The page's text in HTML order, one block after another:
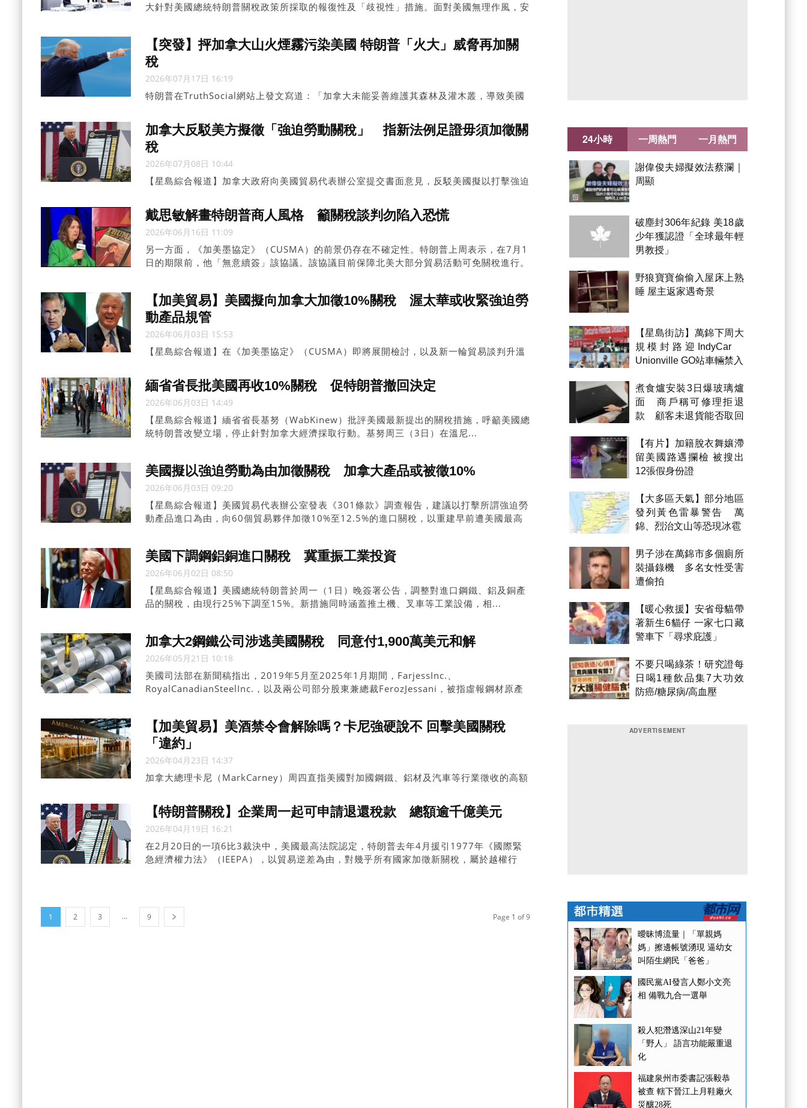
大針對美國總統特朗普關稅政策所採取的報復性及「歧視性」措施。面對美國無理作風，安
【突發】抨加拿大山火煙霧污染美國 特朗普「火大」威脅再加關
稅
2026年07月17日 16:19
特朗普在TruthSocial網站上發文寫道：「加拿大未能妥善維護其森林及灌木叢，導致美國
完全不可接受！」
加拿大反駁美方擬徵「強迫勞動關稅」 指新法例足證毋須加徵關
稅
2026年07月08日 10:44
【星島綜合報道】加拿大政府向美國貿易代表辦公室提交書面意見，反駁美國擬以打擊強迫
被徵收額外關稅。
戴思敏解畫特朗普商人風格 籲關稅談判勿陷入恐慌
2026年06月16日 11:09
另一方面，《加美墨協定》（CUSMA）的前景仍存在不確定性。特朗普上周表示，在7月1
日的期限前，他「無意續簽」該協議。該協議目前保障北美大部分貿易活動可免關稅進行。
【加美貿易】美國擬向加拿大加徵10%關稅 渥太華或收緊強迫勞
動產品規管
2026年06月03日 15:53
【星島綜合報道】在《加美墨協定》（CUSMA）即將展開檢討，以及新一輪貿易談判升溫
迫勞動產品為由，建議向包括加拿大在內的多個貿易夥伴加徵關稅，令加美關係再添變數。
緬省省長批美國再收10%關稅 促特朗普撤回決定
2026年06月03日 14:49
【星島綜合報道】緬省省長基努（WabKinew）批評美國最新提出的關稅措施，呼籲美國總
統特朗普改變立場，停止針對加拿大經濟採取行動。基努周三（3日）在溫尼...
美國擬以強迫勞動為由加徵關稅 加拿大產品或被徵10%
2026年06月03日 09:20
【星島綜合報道】美國貿易代表辦公室發表《301條款》調查報告，建議以打擊所謂強迫勞
動產品進口為由，向60個貿易夥伴加徵10%至12.5%的進口關稅，以重建早前遭美國最高
美國下調鋼鋁銅進口關稅 冀重振工業投資
2026年06月02日 08:50
【星島綜合報道】美國總統特朗普於周一（1日）晚簽署公告，調整對進口鋼鐵、鋁及銅產
品的關稅，由現行25%下調至15%。新措施同時涵蓋推土機、叉車等工業設備，相...
加拿大2鋼鐵公司涉逃美國關稅 同意付1,900萬美元和解
2026年05月21日 10:18
美國司法部在新聞稿指出，2019年5月至2025年1月期間，FarjessInc.、
RoyalCanadianSteelInc.，以及兩公司部分股東兼總裁FerozJessani，被指虛報鋼材原產
【加美貿易】美酒禁令會解除嗎？卡尼強硬說不 回擊美國關稅
「違約」
2026年04月23日 14:37
加拿大總理卡尼（MarkCarney）周四直指美國對加國鋼鐵、鋁材及汽車等行業徵收的高額
產業的關稅，否則各省對美國酒類的銷售禁令將難以鬆綁。
【特朗普關稅】企業周一起可申請退還稅款 總額逾千億美元
2026年04月19日 16:21
在2月20日的一項6比3裁決中，美國最高法院認定，特朗普去年4月援引1977年《國際緊
急經濟權力法》（IEEPA），以貿易逆差為由，對幾乎所有國家加徵新關稅，屬於越權行
1 2 3 ... 9 Page 1 of 9
24小時
謝偉俊夫婦擬效法蔡瀾｜
周顯
破塵封306年紀錄 美18歲
少年獲認證「全球最年輕
男教授」
野狼寶寶偷偷入屋床上熟
睡 屋主返家遇奇景
【星島街訪】萬錦下周大
規模封路迎IndyCar
Unionville GO站車輛禁入
煮食爐安裝3日爆玻璃爐
面 商戶稱可修理拒退
款 顧客未退貨能否取回
【有片】加籍脫衣舞孃滯
留美國路遇攔檢 被搜出
12張假身份證
【大多區天氣】部分地區
發列黃色雷暴警告 萬
錦、烈治文山等恐現冰雹
男子涉在萬錦市多個廁所
裝攝錄機 多名女性受害
遭偷拍
【暖心救援】安省母貓帶
著新生6貓仔 一家七口藏
警車下「尋求庇護」
不要只喝綠茶！研究證每
日喝1種飲品集7大功效
防癌/糖尿病/高血壓
一周熱門 一月熱門